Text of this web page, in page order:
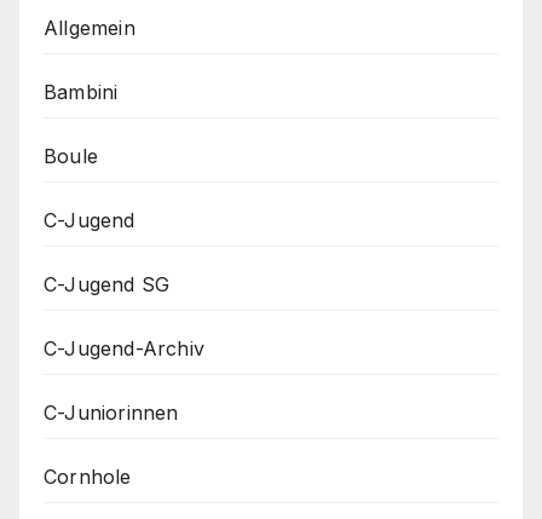
Allgemein
Bambini
Boule
C-Jugend
C-Jugend SG
C-Jugend-Archiv
C-Juniorinnen
Cornhole